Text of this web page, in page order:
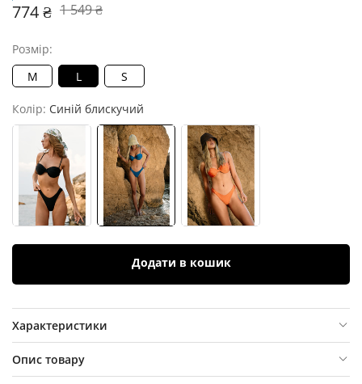
774 ₴ 1 549 ₴
Розмір:
M
L S
Колір: Синій блискучий
Додати в кошик
Характеристики
Опис товару